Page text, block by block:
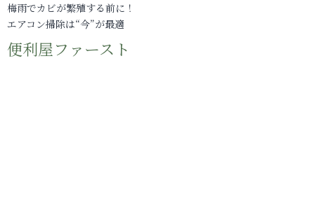
梅雨でカビが繁殖する前に！
エアコン掃除は“今”が最適
便利屋ファースト